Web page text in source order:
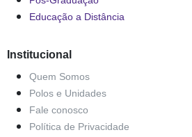
Educação a Distância
Institucional
Quem Somos
Polos e Unidades
Fale conosco
Política de Privacidade